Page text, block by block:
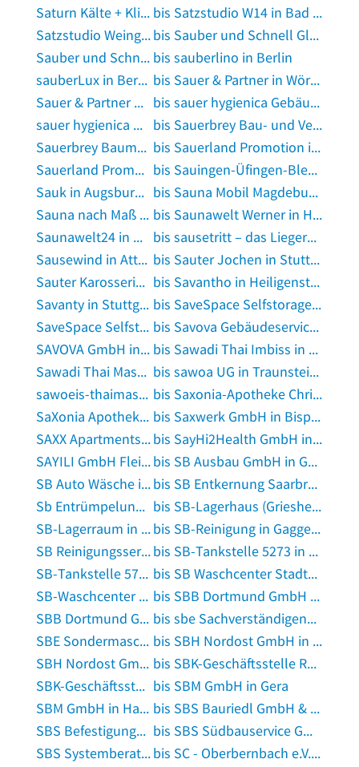
Saturn Kälte + Klima + Wärmepumpen GmbH in Stuttgart
bis Satzstudio W14 in Bad Orb
Satzstudio Weingarten GmbH & Co. KG in Weingarten, Württemberg
bis Sauber und Schnell Glas- und Gebäudereinigung in Nürnberg, Mittelfranken
Sauber und Schnell Glas- und Gebäudereinigung in Nürnberg, Mittelfranken bis sauberlino in Berlin
sauberLux in Berlin
bis Sauer & Partner in Wörth, Kreis Erding
Sauer & Partner Architekten in Köln
bis sauer hygienica Gebäudereinigung GmbH in Leverkusen
sauer hygienica GmbH Dienstleistungen Gebäudereinigung in Köln
bis Sauerbrey Bau- und Vertriebs GmbH in Crawinkel
Sauerbrey Baumpflege Inhaber Thomas Sauerbrey in Neustadt bei Coburg
bis Sauerland Promotion in Köln
Sauerland Promotion in Winterberg, Westfalen
bis Sauingen-Üfingen-Bleckenstedt-Beddingen Pfarramt in Salzgitter
Sauk in Augsburg, Bayern
bis Sauna Mobil Magdeburg in Magdeburg
Sauna nach Maß Sandra Riedel Schreinerei in Bad Camberg
bis Saunawelt Werner in Höxter
Saunawelt24 in Bad Ems
bis sausetritt – das Liegeradgeschäft im Fläming in Niedergörsdorf
Sausewind in Attenkirchen
bis Sauter Jochen in Stuttgart
Sauter Karosseriebau in Asbach-Bäumenheim
bis Savantho in Heiligenstedten
Savanty in Stuttgart
bis SaveSpace Selfstorage in Köln
SaveSpace Selfstorage Lagerraum Berlin West in Berlin
bis Savova Gebäudeservice GmbH in Eppstein, Taunus
SAVOVA GmbH in Frankfurt am Main
bis Sawadi Thai Imbiss in Duisburg
Sawadi Thai Massage in Schwabach
bis sawoa UG in Traunstein, Oberbayern
sawoeis-thaimassage.com in Landshut, Isar
bis Saxonia-Apotheke Christian Flössner in Dresden
SaXonia Apotheke-Internationale Apotheke in Dresden
bis Saxwerk GmbH in Bispingen
SAXX Apartments Leipzig in Leipzig
bis SayHi2Health GmbH in Mainz am Rhein
SAYILI GmbH Fleischerei in Gütersloh
bis SB Ausbau GmbH in Gülzow, Kreis Herzogtum Lauenburg
SB Auto Wäsche in Gochsheim, Unterfranken
bis SB Entkernung Saarbrücken | Brandschaden- und Asbestsanierung in Saarbrücken
Sb Entrümpelung in Salzgitter
bis SB-Lagerhaus (Griesheim und Mainz) in Mainz am Rhein
SB-Lagerraum in Benningen am Neckar
bis SB-Reinigung in Gaggenau
SB Reinigungsservice UG (haftungsbeschränkt) in Steinbach, Hunsrück
bis SB-Tankstelle 5273 in Tuttlingen
SB-Tankstelle 5737 in Aulendorf, Württemberg
bis SB Waschcenter Stadtbergen Nestackerweg in Stadtbergen
SB-Waschcenter Textilreinigung in München
bis SBB Dortmund GmbH Tiefgarage Tiefgarage Konzerthaus in Dortmund
SBB Dortmund GmbH Tiefgaragen in Dortmund
bis sbe Sachverständigenbüro Elektrotechnik GmbH in München
SBE Sondermaschinenbau Erfurt GmbH in Amt Wachsenburg
bis SBH Nordost GmbH in Rathenow
SBH Nordost GmbH in Rostock
bis SBK-Geschäftsstelle Ravensburg in Ravensburg, Württemberg
SBK-Geschäftsstelle Schongau in Schongau bis SBM GmbH in Gera
SBM GmbH in Hamburg
bis SBS Bauriedl GmbH & Co. KG, Steuerberatungsgesellschaft in Weiden in der Oberpfalz
SBS Befestigungen GmbH in Weingarten, Württemberg
bis SBS Südbauservice GmbH in Schlüchtern
SBS Systemberatung & Service GmbH in München
bis SC - Oberbernbach e.V. Sportheim in Aichach an der Paar